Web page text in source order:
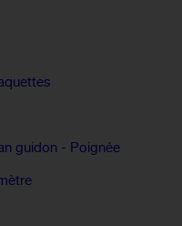
guidon - Poignée